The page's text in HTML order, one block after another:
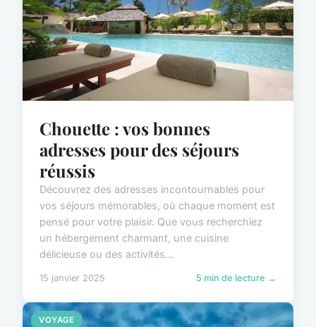
Chouette : vos bonnes
adresses pour des séjours
réussis
Découvrez des adresses incontournables pour
vos séjours mémorables, où chaque moment est
pensé pour votre plaisir. Que vous recherchiez
un hébergement charmant, une cuisine
délicieuse ou des activités...
15 janvier 2025 5 min de lecture →
VOYAGE